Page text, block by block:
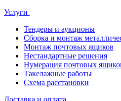
Услуги
Тендеры и аукционы
Сборка и монтаж
Монтаж почтовых ящиков
Нестандартные решения
Нумерация почтовых
Такелажные работы
Схема расстановки
Доставка и оплата